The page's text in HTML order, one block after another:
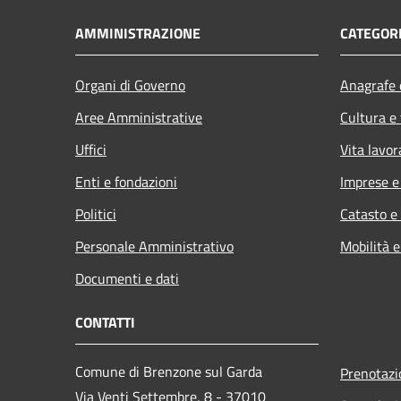
AMMINISTRAZIONE
Organi di Governo
Aree Amministrative
Uffici
Enti e fondazioni
Politici
Personale Amministrativo
Documenti e dati
Cultura
Vita
Imprese
Catasto
Mobilità
CONTATTI
Comune di Brenzone sul Garda
Via Venti Settembre, 8 - 37010